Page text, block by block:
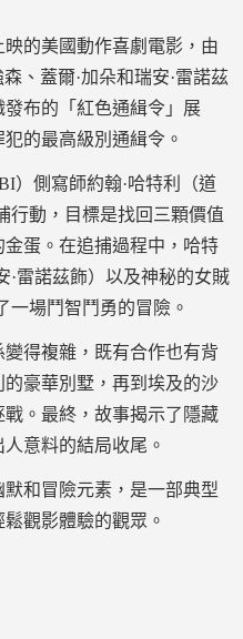
映的美國動作喜劇電影，由
、蓋爾·加朵和瑞安·雷諾茲
布的「紅色通緝令」展
的最高級別通緝令。
）側寫師約翰·哈特利（道
行動，目標是找回三顆價值
蛋。在追捕過程中，哈特
·雷諾茲飾）以及神秘的女賊
一場鬥智鬥勇的冒險。
得複雜，既有合作也有背
豪華別墅，再到埃及的沙
。最終，故事揭示了隱藏
意料的結局收尾。
默和冒險元素，是一部典型
觀影體驗的觀眾。